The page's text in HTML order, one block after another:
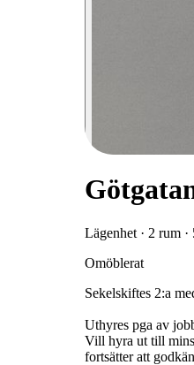
Lägenhet · 2 rum ·
Omöblerat
Sekelskiftes 2:a
Uthyres pga av
Vill hyra ut till
fortsätter att